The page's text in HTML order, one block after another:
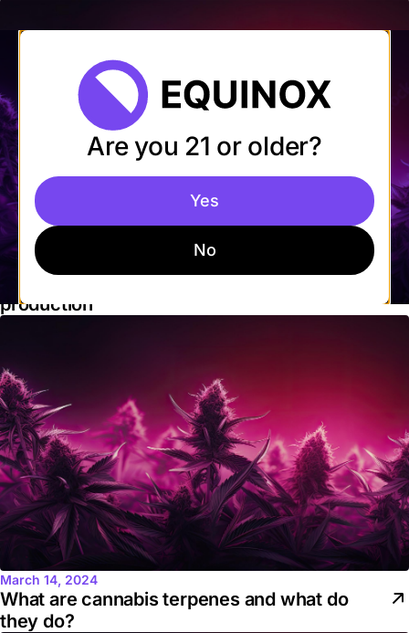
March 14, 2024
The most innovative brands in cannabis
production
March 14, 2024
What are cannabis terpenes and what do
they do?
Are you 21 or older?
Yes
No